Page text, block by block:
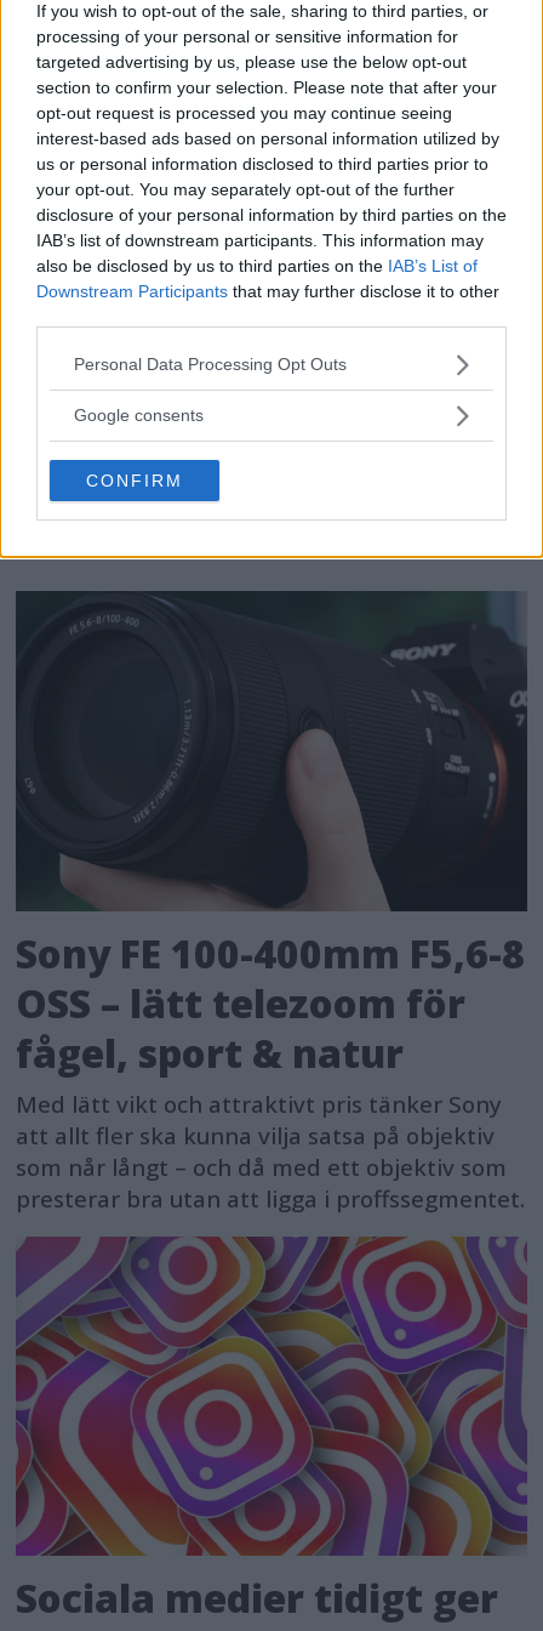
If you wish to opt-out of the sale, sharing to third parties, or
processing of your personal or sensitive information for
targeted advertising by us, please use the below opt-out
section to confirm your selection. Please note that after your
opt-out request is processed you may continue seeing
interest-based ads based on personal information utilized by
us or personal information disclosed to third parties prior to
your opt-out. You may separately opt-out of the further
disclosure of your personal information by third parties on the
IAB’s list of downstream participants. This information may
also be disclosed by us to third parties on the IAB’s List of
Downstream Participants that may further disclose it to other
Please note that this website/app uses one or more Google
not limited to your visit or usage behaviour. You may click to
use your data for below specified purposes in below Google
consent section.
Personal Data Processing Opt Outs
Google consents
CONFIRM
Sony FE 100-400mm F5,6-8
OSS – lätt telezoom för
fågel, sport & natur
Sony RX10 V – ny
superzoom med 24–
600mm & AI-autofokus
Anna W Thorbjörnsson –
naket med integritet
Sony FE 100-400mm F5,6-8
OSS – lätt telezoom för
fågel, sport & natur
Med lätt vikt och attraktivt pris tänker Sony
att allt fler ska kunna vilja satsa på objektiv
som når långt – och då med ett objektiv som
presterar bra utan att ligga i proffssegmentet.
Sociala medier tidigt ger